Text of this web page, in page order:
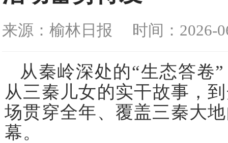
来源：榆林日报 时间：2026-
从秦岭深处的“生态答卷
从三秦儿女的实干故事，
场贯穿全年、覆盖三秦大
幕。